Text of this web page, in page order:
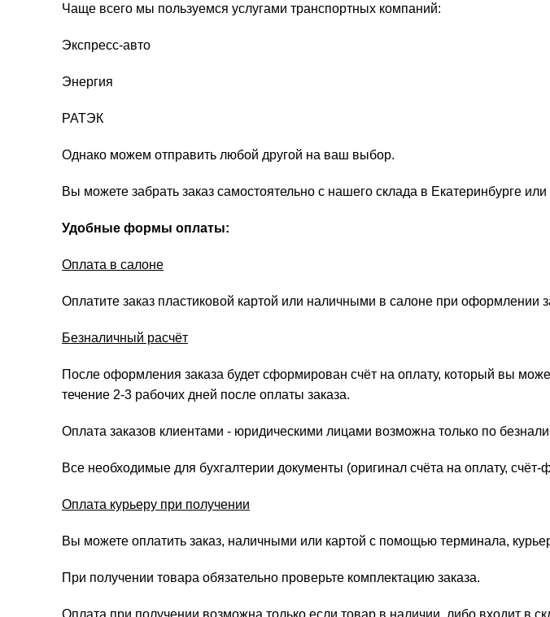
Чаще всего мы пользуемся услугами транспортных компаний:
Экспресс-авто
Энергия
РАТЭК
Однако можем отправить любой другой на ваш выбор.
Вы можете забрать заказ самостоятельно с нашего склада в Екатеринбурге или
Удобные формы оплаты:
Оплата в салоне
Оплатите заказ пластиковой картой или наличными в салоне при оформлении
Безналичный расчёт
После оформления заказа будет сформирован счёт на оплату, который вы
течение 2-3 рабочих дней после оплаты заказа.
Оплата заказов клиентами - юридическими лицами возможна только по
Все необходимые для бухгалтерии документы (оригинал счёта на оплату,
Оплата курьеру при получении
Вы можете оплатить заказ, наличными или картой с помощью терминала,
При получении товара обязательно проверьте комплектацию заказа.